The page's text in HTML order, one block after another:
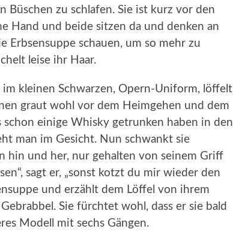
Büschen zu schlafen. Sie ist kurz vor den
Hand und beide sitzen da und denken an
Erbsensuppe schauen, um so mehr zu
leise ihr Haar.
im kleinen Schwarzen, Opern-Uniform, löffelt
graut wohl vor dem Heimgehen und dem
schon einige Whisky getrunken haben in den
man im Gesicht. Nun schwankt sie
hin und her, nur gehalten von seinem Griff
sagt er, „sonst kotzt du mir wieder den
und erzählt dem Löffel von ihrem
Sie fürchtet wohl, dass er sie bald
Modell mit sechs Gängen.